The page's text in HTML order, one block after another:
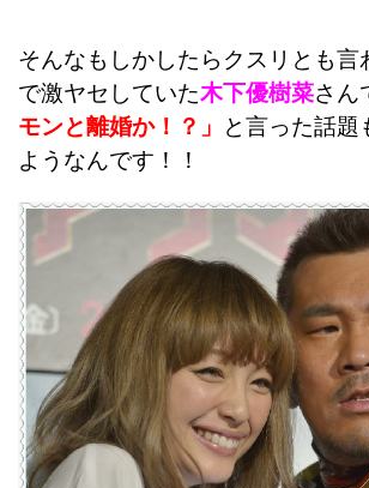
そんなもしかしたらクスリとも言
で激ヤセしていた木下優樹菜さん
モンと離婚か！？」
と言った話題
ようなんです！！